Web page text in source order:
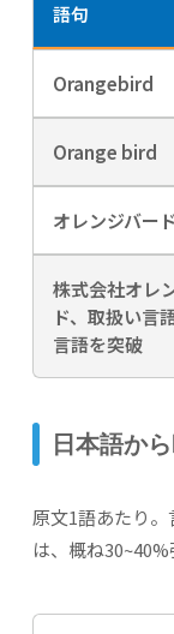
語句
Orangebird
Orange bird
オレンジバード
株式会社オレ
ド、取扱い言
言語を突破
日本語か
原文1語あたり
は、概ね30~40%